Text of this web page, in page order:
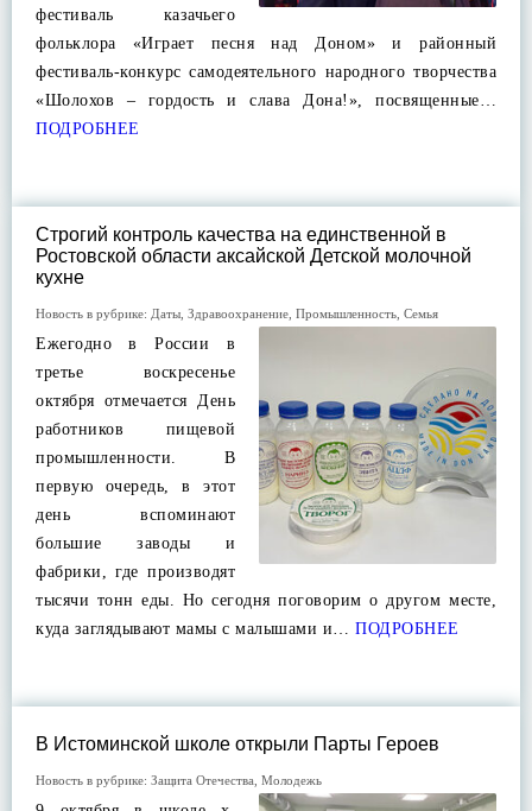
фестиваль казачьего
фольклора «Играет песня над Доном» и районный
фестиваль-конкурс самодеятельного народного творчества
«Шолохов – гордость и слава Дона!», посвященные…
ПОДРОБНЕЕ
Строгий контроль качества на единственной в
Ростовской области аксайской Детской молочной
кухне
Новость в рубрике: Даты Здравоохранение Промышленность Семья
Ежегодно в России в
третье воскресенье
октября отмечается День
работников пищевой
промышленности. В
первую очередь, в этот
день вспоминают
большие заводы и
фабрики, где производят
тысячи тонн еды. Но сегодня поговорим о другом месте,
куда заглядывают мамы с малышами и… ПОДРОБНЕЕ
В Истоминской школе открыли Парты Героев
Новость в рубрике: Защита Отечества Молодежь